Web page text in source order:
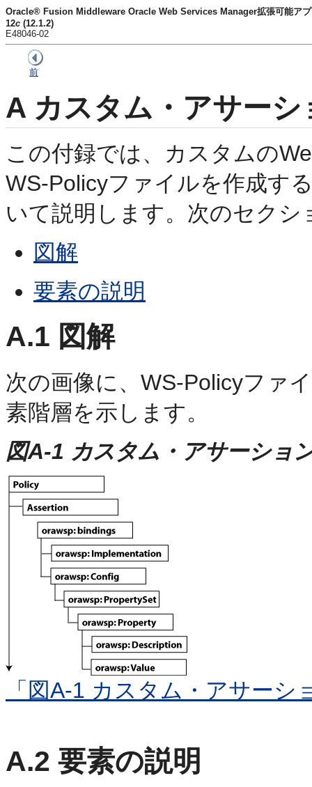
Oracle® Fusion Middleware Oracle Web Services Manager拡張可能アプ
12c (12.1.2)
E48046-02
前
Aカスタム・アサーシ
この付録では、カスタムの
WS-Policyファイルを作成す
いて説明します。次のセクシ
図解
要素の説明
A.1 図解
次の画像に、WS-Policyファ
素階層を示します。
図A-1 カスタム・アサーショ
「図A-1 カスタム・アサー
A.2 要素の説明